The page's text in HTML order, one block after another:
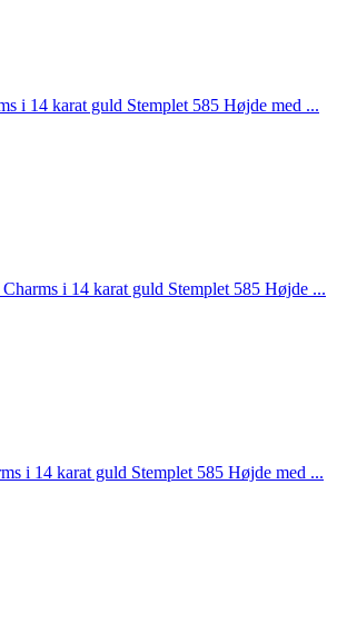
i 14 karat guld Stemplet 585 Højde med ...
i 14 karat guld Stemplet 585 Højde ...
i 14 karat guld Stemplet 585 Højde med ...